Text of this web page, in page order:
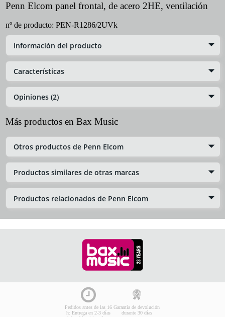
Penn Elcom panel frontal, de acero 2HE, ventilación
nº de producto: PEN-R1286/2UVk
Información del producto
Características
Opiniones (2)
Más productos en Bax Music
Otros productos de Penn Elcom
Productos similares de otras marcas
Productos relacionados de Penn Elcom
Pedidos antes de las 16
h: Entrega en 2-3 días
Garantía de devolución
durante 30 días